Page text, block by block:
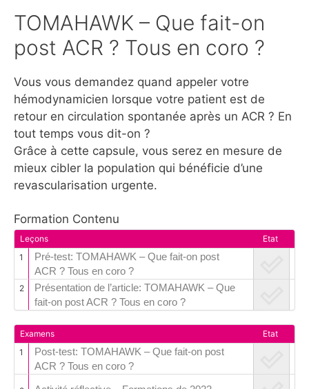
TOMAHAWK – Que fait-on
post ACR ? Tous en coro ?
Vous vous demandez quand appeler votre
hémodynamicien lorsque votre patient est de
retour en circulation spontanée après un ACR ? En
tout temps vous dit-on ?
Grâce à cette capsule, vous serez en mesure de
mieux cibler la population qui bénéficie d’une
revascularisation urgente.
Formation Contenu
Leçons
Etat
1
Pré-test: TOMAHAWK – Que fait-on post
ACR ? Tous en coro ?
2
Présentation de l’article: TOMAHAWK – Que
fait-on post ACR ? Tous en coro ?
Examens
Etat
1
Post-test: TOMAHAWK – Que fait-on post
ACR ? Tous en coro ?